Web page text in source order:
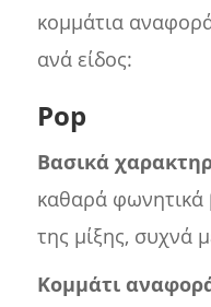
κομμάτια
ανά είδος:
Pop
Βασικά
καθαρά φωνητικά
της μίξης, συχνά
Κομμάτι